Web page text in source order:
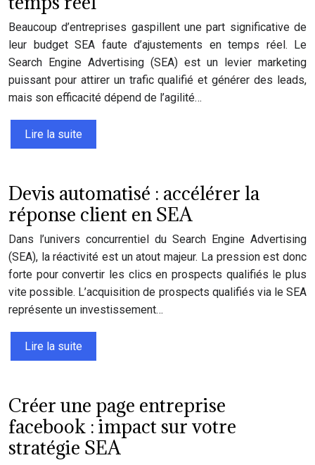
Beaucoup d’entreprises gaspillent une part significative de
leur budget SEA faute d’ajustements en temps réel. Le
Search Engine Advertising (SEA) est un levier marketing
puissant pour attirer un trafic qualifié et générer des leads,
mais son efficacité dépend de l’agilité…
Lire la suite
Devis automatisé : accélérer la
réponse client en SEA
Dans l’univers concurrentiel du Search Engine Advertising
(SEA), la réactivité est un atout majeur. La pression est donc
forte pour convertir les clics en prospects qualifiés le plus
vite possible. L’acquisition de prospects qualifiés via le SEA
représente un investissement…
Lire la suite
Créer une page entreprise
facebook : impact sur votre
stratégie SEA